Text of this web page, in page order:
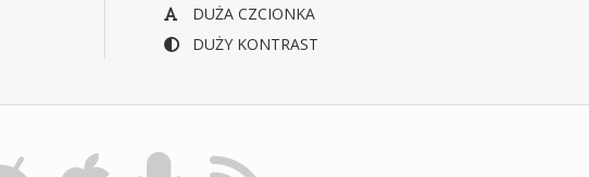
DUŻA CZCIONKA
DUŻY KONTRAST